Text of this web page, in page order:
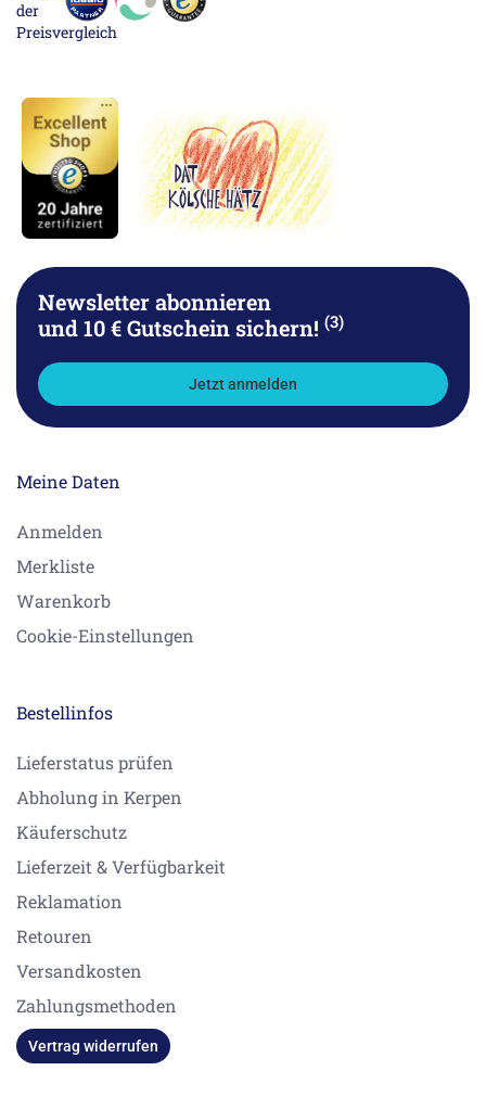
Newsletter abonnieren
und 10 € Gutschein sichern! (3)
Jetzt anmelden
Meine Daten
Anmelden
Merkliste
Warenkorb
Cookie-Einstellungen
Bestellinfos
Lieferstatus prüfen
Abholung in Kerpen
Käuferschutz
Lieferzeit & Verfügbarkeit
Reklamation
Retouren
Versandkosten
Zahlungsmethoden
Vertrag widerrufen